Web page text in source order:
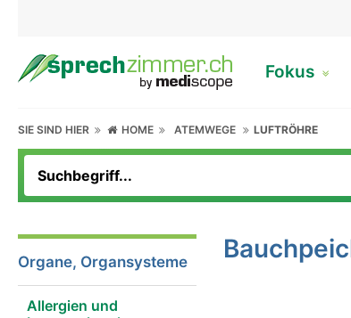
Fokus
SIE SIND HIER HOME ATEMWEGE LUFTRÖHRE
Organe, Organsysteme
Allergien und